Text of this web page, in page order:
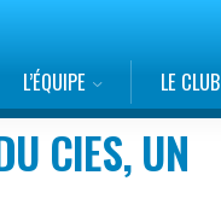
L’ÉQUIPE LE CLUB
CIES, UN